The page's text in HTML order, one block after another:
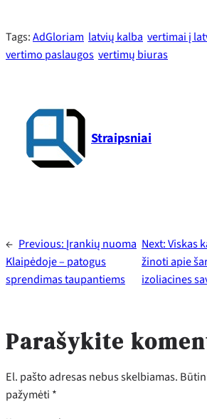
Tags:AdGloriam latvių kalba vertimai į
vertimo paslaugos vertimų biuras
Straipsniai
← Previous: Įrankių nuoma
Klaipėdoje – patogus
sprendimas taupantiems
Next:Viskas
žinoti apie
izoliacines
Parašykite
El. pašto adresas nebus skelbiamas.
pažymėti *